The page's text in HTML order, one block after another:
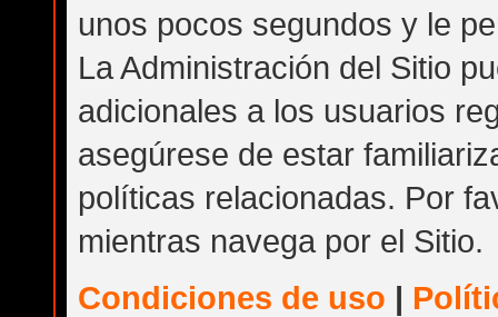
unos pocos segundos y le
La Administración del Sitio
adicionales a los usuarios
asegúrese de estar
políticas relacionadas. Por
mientras navega por el Sitio.
Condiciones de uso |